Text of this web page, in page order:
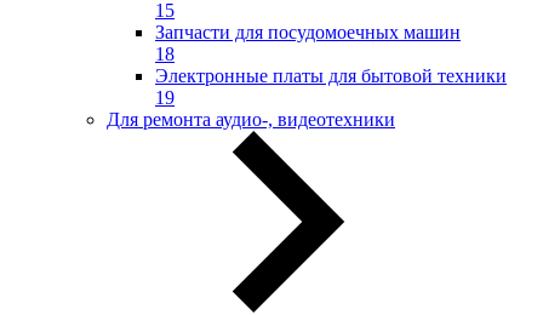
15
Запчасти для посудомоечных машин
18
Электронные платы для бытовой техники
19
Для ремонта аудио-, видеотехники